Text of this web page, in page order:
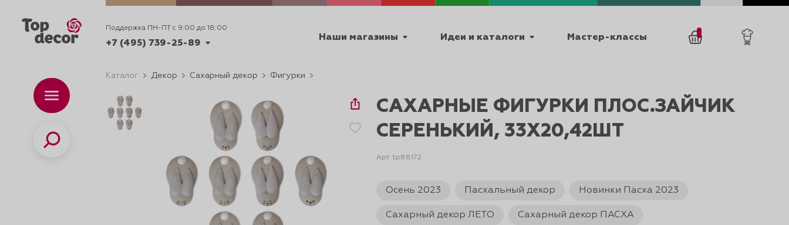
Поддержка ПН-ПТ с 9:00 до 18:00
+7 (495) 739-25-89
+7 (495) 739-25-89
ПН-ПТ с 9:00 до 18:00
Наши магазины Идеи и каталоги
ИДЕИ
ДЕКОРИРОВАНИЯ
ТЕХНИЧЕСКИЕ
УРОКИ ПАСХА 2025 КАТАЛОГИ
Мастер-классы
Каталог
Поиск
Каталог Декор Сахарный декор Фигурки
САХАРНЫЕ ФИГУРКИ ПЛОС.ЗАЙЧИК
СЕРЕНЬКИЙ, 33Х20,42ШТ
Арт. tp88172
Осень 2023 Пасхальный декор Новинки Пасха 2023
Сахарный декор ЛЕТО Сахарный декор ПАСХА